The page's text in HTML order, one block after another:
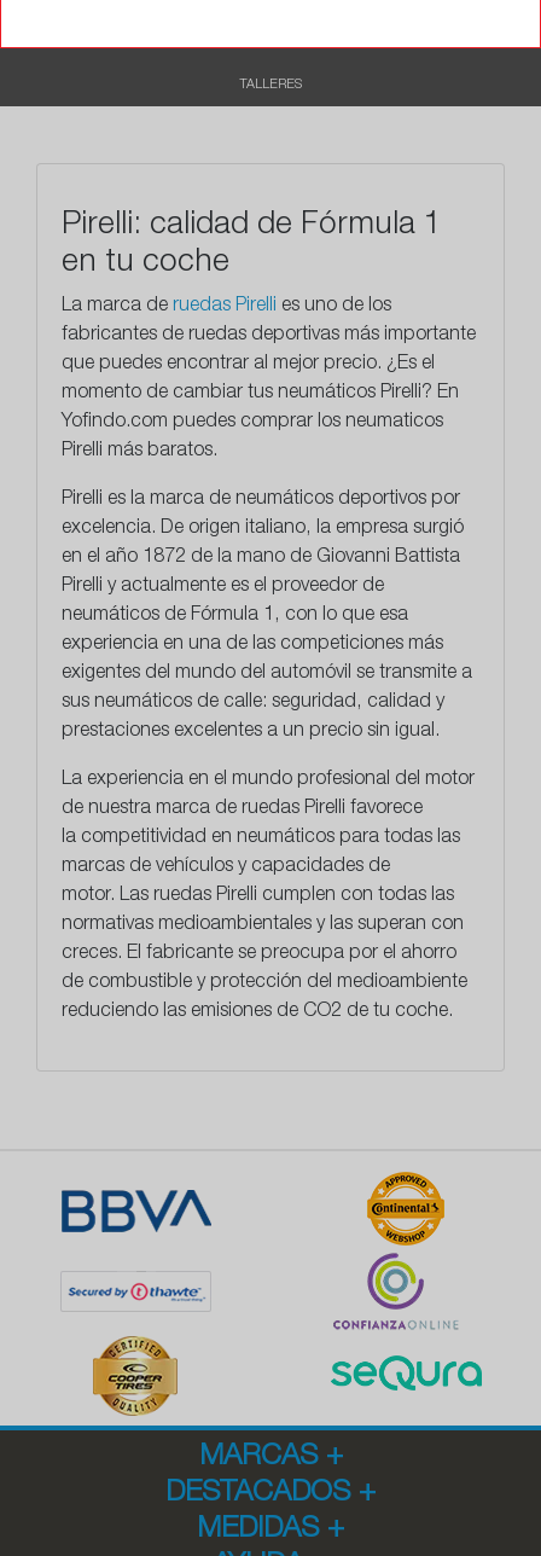
RECOMENDADO
TALLERES
Pirelli: calidad de Fórmula 1
en tu coche
La marca de ruedas Pirelli es uno de los
fabricantes de ruedas deportivas más importante
que puedes encontrar al mejor precio. ¿Es el
momento de cambiar tus neumáticos Pirelli? En
Yofindo.com puedes comprar los neumaticos
Pirelli más baratos.
Pirelli es la marca de neumáticos deportivos por
excelencia. De origen italiano, la empresa surgió
en el año 1872 de la mano de Giovanni Battista
Pirelli y actualmente es el proveedor de
neumáticos de Fórmula 1, con lo que esa
experiencia en una de las competiciones más
exigentes del mundo del automóvil se transmite a
sus neumáticos de calle: seguridad, calidad y
prestaciones excelentes a un precio sin igual.
La experiencia en el mundo profesional del motor
de nuestra marca de ruedas Pirelli favorece
la competitividad en neumáticos para todas las
marcas de vehículos y capacidades de
motor. Las ruedas Pirelli cumplen con todas las
normativas medioambientales y las superan con
creces. El fabricante se preocupa por el ahorro
de combustible y protección del medioambiente
reduciendo las emisiones de CO2 de tu coche.
MARCAS +
DESTACADOS +
MEDIDAS +